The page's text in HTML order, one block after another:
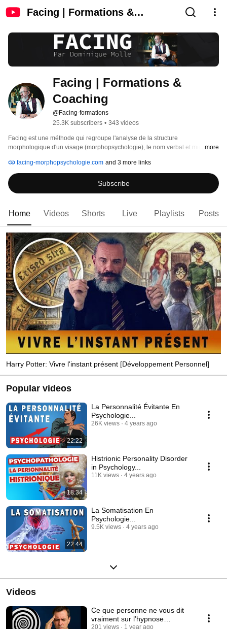
Facing | Formations &
Facing | Formations &
Coaching
@Facing-formations
25.3K subscribers • 343 videos
Facing est une méthode qui regroupe l'analyse de la structure
morphologique d'un visage (morphopsychologie), le nom verbal et micro-
compréhension de l'humain.
...more
facing-morphopsychologie.com and 3 more links
Subscribe
Home Videos Shorts Live Playlists Posts
Harry Potter: Vivre l'instant présent [Développement Personnel]
Popular videos
22:22
La Personnalité Évitante En
Psychologie...
26K views 4 years ago
18:34
Histrionic Personality Disorder
in Psychology...
11K views 4 years ago
22:44
La Somatisation En
Psychologie...
9.5K views 4 years ago
Videos
Ce que personne ne vous dit
vraiment sur l’hypnose…
201 views 1 year ago